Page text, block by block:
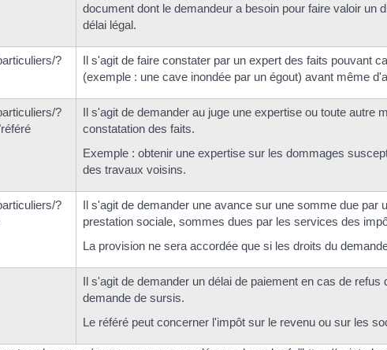
document dont le demandeur a besoin pour faire valoir un
délai légal.
?
Il s'agit de faire constater par un expert des faits pouvant
(exemple : une cave inondée par un égout) avant même
?
Il s'agit de demander au juge une expertise ou toute autre
constatation des faits.
Exemple : obtenir une expertise sur les dommages
des travaux voisins.
?
Il s'agit de demander une avance sur une somme due par
prestation sociale, sommes dues par les services des
La provision ne sera accordée que si les droits du
Il s'agit de demander un délai de paiement en cas de refus
demande de sursis.
Le référé peut concerner l'impôt sur le revenu ou sur les